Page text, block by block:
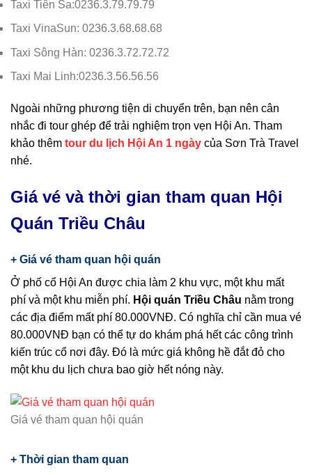
Taxi Tiên Sa:0236.3.79.79.79
Taxi VinaSun: 0236.3.68.68.68
Taxi Sông Hàn: 0236.3.72.72.72
Taxi Mai Linh:0236.3.56.56.56
Ngoài những phương tiện di chuyển trên, bạn nên cân
nhắc đi tour ghép để trải nghiệm trọn vẹn Hội An. Tham
khảo thêm tour du lịch Hội An 1 ngày của Sơn Trà Travel
nhé.
Giá vé và thời gian tham quan Hội
Quán Triều Châu
+ Giá vé tham quan hội quán
Ở phố cổ Hội An được chia làm 2 khu vực, một khu mất
phí và một khu miễn phí. Hội quán Triều Châu nằm trong
các địa điểm mất phí 80.000VNĐ. Có nghĩa chỉ cần mua vé
80.000VNĐ bạn có thể tự do khám phá hết các công trình
kiến trúc cổ nơi đây. Đó là mức giá không hề đắt đỏ cho
một khu du lịch chưa bao giờ hết nóng này.
Giá vé tham quan hội quán
+ Thời gian tham quan